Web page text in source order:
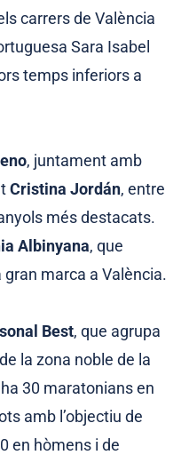
carrers de València
Sara Isabel
temps inferiors a
, juntament amb
Cristina Jordán, entre
més destacats.
Albinyana, que
marca a València.
Best, que agrupa
la zona noble de la
30 maratonians en
amb l’objectiu de
en hòmens i de